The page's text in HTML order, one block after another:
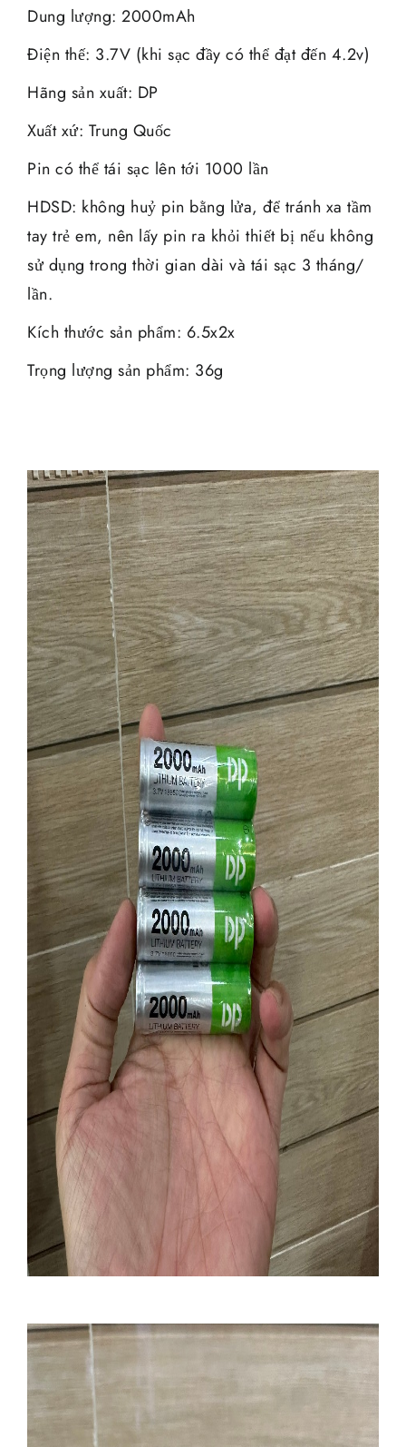
Dung lượng: 2000mAh
Điện thế: 3.7V (khi sạc đầy có thể đạt đến 4.2v)
Hãng sản xuất: DP
Xuất xứ: Trung Quốc
Pin có thể tái sạc lên tới 1000 lần
HDSD: không huỷ pin bằng lửa, để tránh xa tầm
tay trẻ em, nên lấy pin ra khỏi thiết bị nếu không
sử dụng trong thời gian dài và tái sạc 3 tháng/
lần.
Kích thước sản phẩm: 6.5x2x
Trọng lượng sản phẩm: 36g